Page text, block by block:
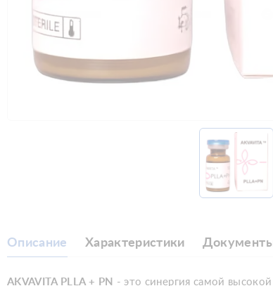
Описание Характеристики
AKVAVITA PLLA + PN - это синергия самой